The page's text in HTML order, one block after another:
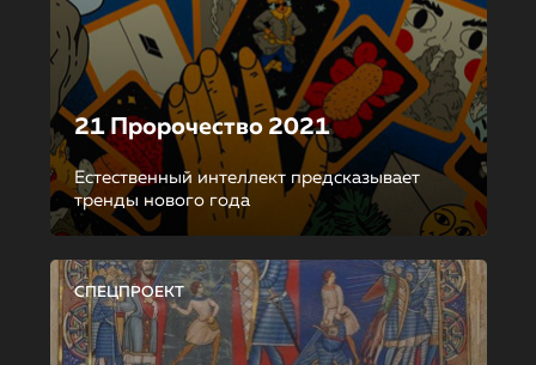
21 Пророчество 2021
Естественный интеллект предсказывает
тренды нового года
СПЕЦПРОЕКТ